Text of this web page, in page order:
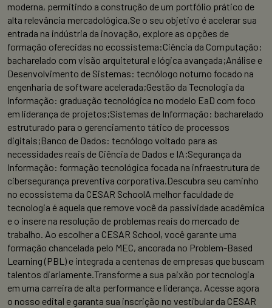
moderna, permitindo a construção de um portfólio prático de
alta relevância mercadológica.Se o seu objetivo é acelerar sua
entrada na indústria da inovação, explore as opções de
formação oferecidas no ecossistema:Ciência da Computação:
bacharelado com visão arquitetural e lógica avançada;Análise e
Desenvolvimento de Sistemas: tecnólogo noturno focado na
engenharia de software acelerada;Gestão da Tecnologia da
Informação: graduação tecnológica no modelo EaD com foco
em liderança de projetos;Sistemas de Informação: bacharelado
estruturado para o gerenciamento tático de processos
digitais;Banco de Dados: tecnólogo voltado para as
necessidades reais de Ciência de Dados e IA;Segurança da
Informação: formação tecnológica focada na infraestrutura de
cibersegurança preventiva corporativa.Descubra seu caminho
no ecossistema da CESAR SchoolA melhor faculdade de
tecnologia é aquela que remove você da passividade acadêmica
e o insere na resolução de problemas reais do mercado de
trabalho. Ao escolher a CESAR School, você garante uma
formação chancelada pelo MEC, ancorada no Problem-Based
Learning (PBL) e integrada a centenas de empresas que buscam
talentos diariamente.Transforme a sua paixão por tecnologia
em uma carreira de alta performance e liderança. Acesse agora
o nosso edital e garanta sua inscrição no vestibular da CESAR